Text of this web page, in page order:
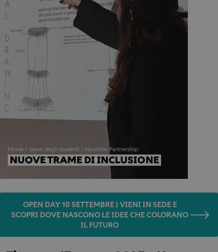
Home lavori degli studenti Nosotras Partnership
NUOVE TRAME DI INCLUSIONE
OPEN DAY 10 SETTEMBRE | VIENI IN SEDE E
SCOPRI DOVE NASCONO LE IDEE CHE COLORANO
IL FUTURO